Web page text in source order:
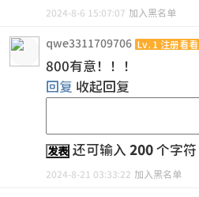
2024-8-6 15:07:07 加入黑名单
qwe3311709706 Lv.1 注册看看
800有意！！！
回复 收起回复
发表 还可输入 200 个字符
2024-8-21 03:33:22 加入黑名单